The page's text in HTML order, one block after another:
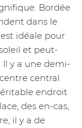
Bordée
dans le
idéale pour
et peut-
y a une demi-
central
endroit
des en-cas,
il y a de